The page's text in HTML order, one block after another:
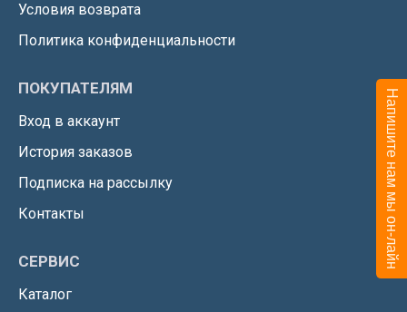
Условия возврата
Политика конфиденциальности
ПОКУПАТЕЛЯМ
Вход в аккаунт
История заказов
Подписка на рассылку
Контакты
СЕРВИС
Каталог
Напишите нам мы он-лайн